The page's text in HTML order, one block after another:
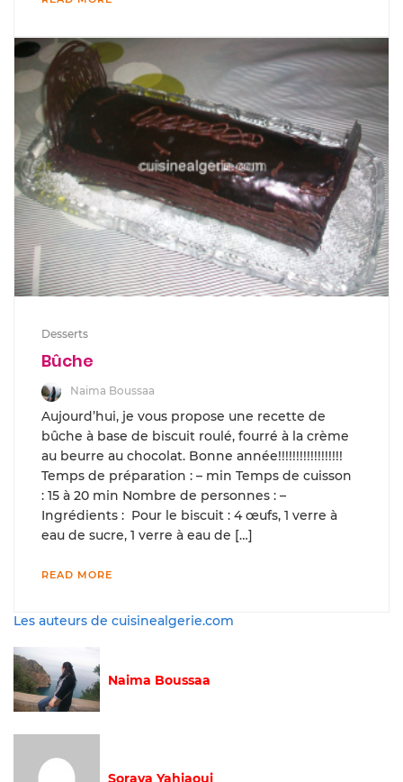
Desserts
Bûche
Naima Boussaa
Aujourd’hui, je vous propose une recette de
bûche à base de biscuit roulé, fourré à la crème
au beurre au chocolat. Bonne année!!!!!!!!!!!!!!!!!!
Temps de préparation : – min Temps de cuisson
: 15 à 20 min Nombre de personnes : –
Ingrédients : Pour le biscuit : 4 œufs, 1 verre à
eau de sucre, 1 verre à eau de […]
READ MORE
Les auteurs de cuisinealgerie.com
Naima Boussaa
Soraya Yahiaoui